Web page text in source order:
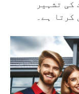
تشہیر
ہے۔